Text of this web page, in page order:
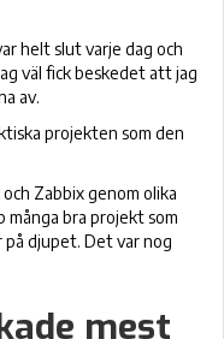
helt slut varje dag och
väl fick beskedet att jag
av.
projekten som den
och Zabbix genom olika
bra projekt som
djupet. Det var nog
mest